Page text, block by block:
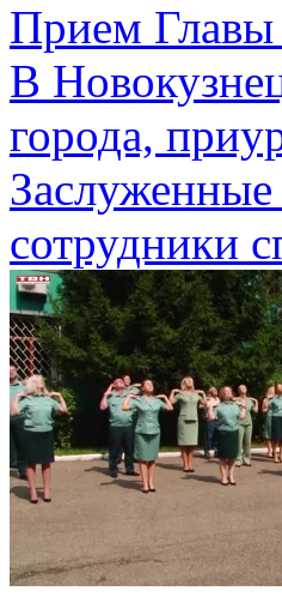
Прием Главы
В
города,
сотрудники